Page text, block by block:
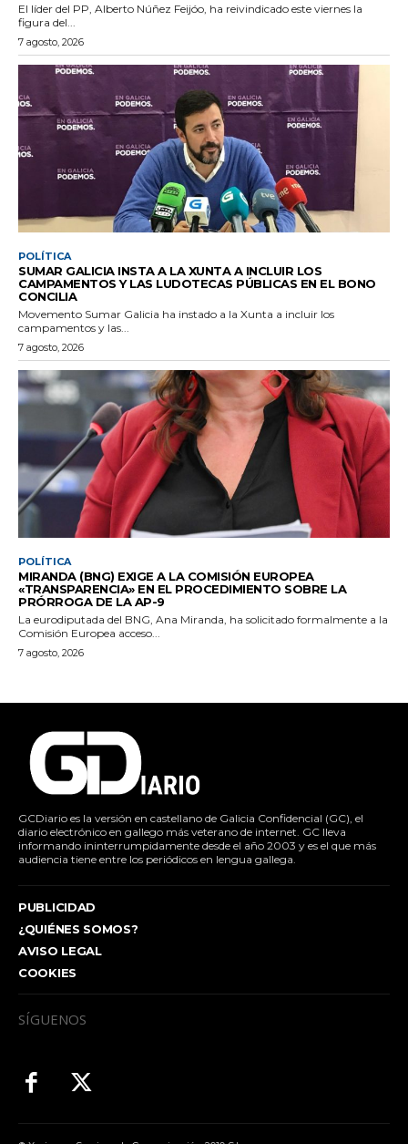
El líder del PP, Alberto Núñez Feijóo, ha reivindicado este viernes la
figura del...
7 agosto, 2026
POLÍTICA
SUMAR GALICIA INSTA A LA XUNTA A INCLUIR LOS
CAMPAMENTOS Y LAS LUDOTECAS PÚBLICAS EN EL BONO
CONCILIA
Movemento Sumar Galicia ha instado a la Xunta a incluir los
campamentos y las...
7 agosto, 2026
POLÍTICA
MIRANDA (BNG) EXIGE A LA COMISIÓN EUROPEA
«TRANSPARENCIA» EN EL PROCEDIMIENTO SOBRE LA
PRÓRROGA DE LA AP-9
La eurodiputada del BNG, Ana Miranda, ha solicitado formalmente a la
Comisión Europea acceso...
7 agosto, 2026
GCDiario es la versión en castellano de Galicia Confidencial (GC), el
diario electrónico en gallego más veterano de internet. GC lleva
informando ininterrumpidamente desde el año 2003 y es el que más
audiencia tiene entre los periódicos en lengua gallega.
PUBLICIDAD
¿QUIÉNES SOMOS?
AVISO LEGAL
COOKIES
SÍGUENOS